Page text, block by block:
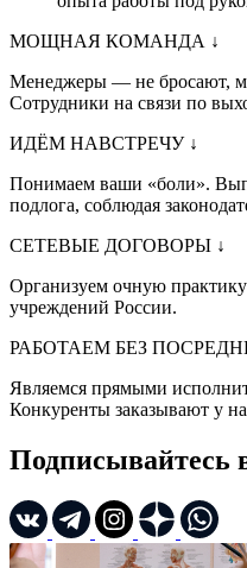
МОЩНАЯ КОМАНДА ↓
Менеджеры — не бросают,
Сотрудники на связи по
ИДЁМ НАВСТРЕЧУ ↓
Понимаем ваши «боли».
подлога, соблюдая
СЕТЕВЫЕ ДОГОВОРЫ ↓
Организуем очную
учреждений России.
РАБОТАЕМ БЕЗ
Являемся прямыми
Конкуренты заказывают у
Подписывайтесь